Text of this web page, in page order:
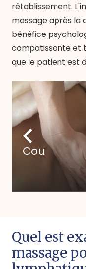
rétablissement.
massage après la
bénéfice
compatissante et
que le patient est
Cou
Quel est
massage